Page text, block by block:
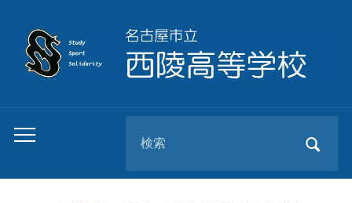
Toggle
menu
for: